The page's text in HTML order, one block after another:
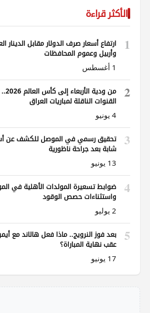
الأكثر قراءة
1
ارتفاع أسعار صرف الدولار مقابل الدينار
وأربيل وعموم المحافظات
1 أغسطس
2
من
القنوات الناقلة لمباريات العراق
4 يونيو
3
تحقيق رسمي في الموصل للكشف عن
شابة بعد جراحة ناظورية
13 يونيو
4
ضوابط تسعيرة المولدات الأهلية في
واستثناءات حصص الوقود
2 يوليو
5
بعد فوز النرويج.. ماذا فعل هالاند مع
عقب نهاية المباراة؟
17 يونيو